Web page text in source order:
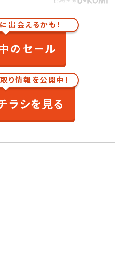
出会えるかも！
のセール
り情報を公開中！
ラシを見る